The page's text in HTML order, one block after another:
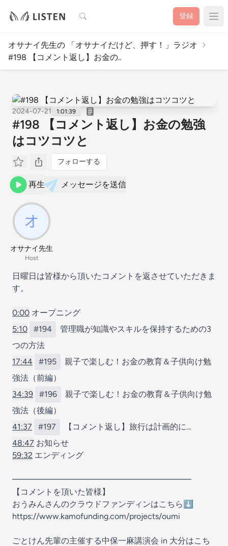
検索 登録
オサナイ先生の 「オサナイだけど、押す！」ラジオ
#198 【コメント返し】お金の..
2024-07-21 1:01:39
#198 【コメント返し】お金の勉強
はコツコツと
フォローする
再生 メッセージを送信
オサナイ先生
Host
日曜日は皆様から頂いたコメントを返させていただきま
す。
0:00 オープニング
5:10
#194
管理職が知識やスキルを保持するための3
つの方法
17:44
#195
親子で楽しむ！お金の教育＆子供向け勉
強法（前編）
34:39
#196
親子で楽しむ！お金の教育＆子供向け勉
強法（後編）
41:37
#197
【コメント返し】旅行は計画的に…
48:47 お知らせ
59:32 エンディング
━━━━━━━━━━━━━━━━━━━━━━
【コメントを頂いた皆様】
おうみんさんのクラウドファンディンはこちら⬇️
https://www.kamofunding.com/projects/oumi
ごとけん先輩の主催する中保一麻講演会 in 大分はこち